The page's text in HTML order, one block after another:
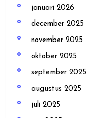
januari 2026
december 2025
november 2025
oktober 2025
september 2025
augustus 2025
juli 2025